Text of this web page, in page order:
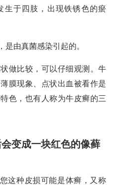
生于四肢，出现铁锈色的瘀
是由真菌感染引起的。
做比较，可以仔细观测。牛
膜现象、点状出血被看作是
色，也有人称为牛皮癣的三
变成一块红色的像藓
这种皮损可能是体癣，又称